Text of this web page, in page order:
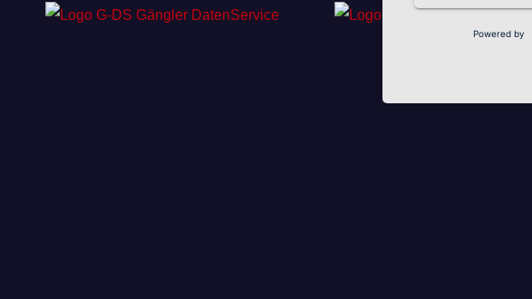
Powered by